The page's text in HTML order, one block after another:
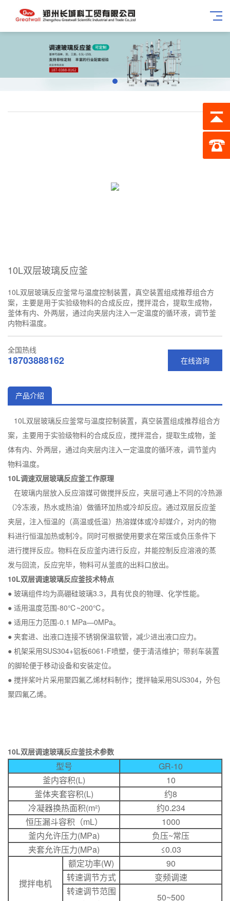
10L双层玻璃反应釜
10L双层玻璃反应釜常与温度控制装置，真空装置组成推荐组合方
案，主要是用于实验级物料的合成反应，搅拌混合，提取生成物，
釜体有内、外两层，通过向夹层内注入一定温度的循环液，调节釜
内物料温度。
在线咨询
全国热线
18703888162
产品介绍
10L双层玻璃反应釜常与温度控制装置，真空装置组成推荐组合方
案，主要用于实验级物料的合成反应，搅拌混合，提取生成物，釜
体有内、外两层，通过向夹层内注入一定温度的循环液，调节釜内
物料温度。
10L调速双层玻璃反应釜工作原理
在玻璃内层放入反应溶媒可做搅拌反应，夹层可通上不同的冷热源
（冷冻液，热水或热油）做循环加热或冷却反应。通过双层反应釜
夹层，注入恒温的（高温或低温）热溶媒体或冷却媒介，对内的物
料进行恒温加热或制冷。同时可根据使用要求在常压或负压条件下
进行搅拌反应。物料在反应釜内进行反应，并能控制反应溶液的蒸
发与回流，反应完毕，物料可从釜底的出料口放出。
10L双层调速玻璃反应釜技术特点
● 玻璃组件均为高硼硅玻璃3.3，具有优良的物理、化学性能。
● 适用温度范围-80℃~200℃。
● 适用压力范围-0.1 MPa—0MPa。
● 夹套进、出液口连接不锈钢保温软管，减少进出液口应力。
● 机架采用SUS304+铝板6061-F喷塑，便于清洁维护；带刹车装置
的脚轮便于移动设备和安装定位。
● 搅拌桨叶片采用聚四氟乙烯材料制作；搅拌轴采用SUS304，外包
聚四氟乙烯。
10L双层调速玻璃反应釜技术参数
型号
GR-10
釜内容积(L)
10
釜体夹套容积(L)
约8
冷凝器换热面积(m²)
约0.234
恒压漏斗容积（mL）
1000
釜内允许压力(MPa)
负压~常压
夹套允许压力(MPa)
≤0.03
搅拌电机
额定功率(W)
90
转速调节方式
变频调速
转速调节范围
50~500